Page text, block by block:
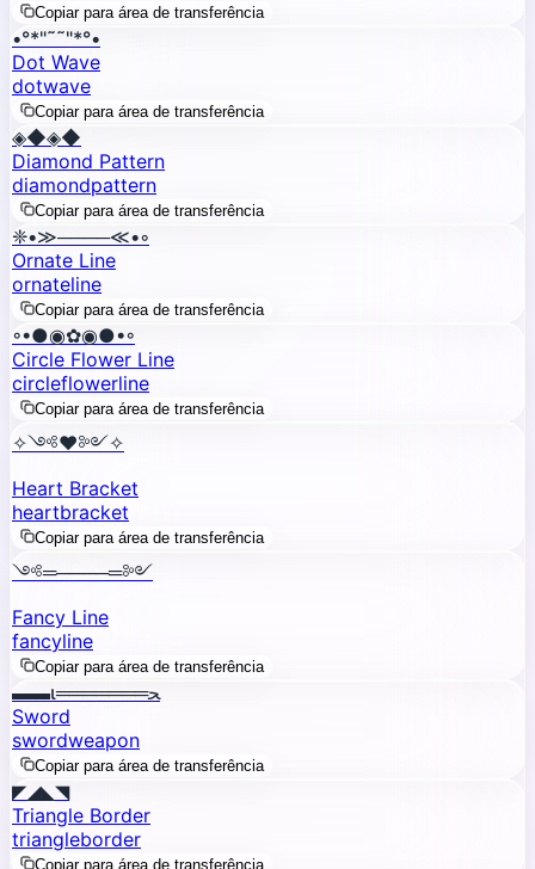
Copiar para área de transferência
•°*"˜˜"*°•
Dot Wave
dotwave
Copiar para área de transferência
◈◆◈◆
Diamond Pattern
diamondpattern
Copiar para área de transferência
❈•≫────≪•◦
Ornate Line
ornateline
Copiar para área de transferência
◦•●◉✿◉●•◦
Circle Flower Line
circleflowerline
Copiar para área de transferência
✧༺♥༻✧
Heart Bracket
heartbracket
Copiar para área de transferência
༺═────═༻
Fancy Line
fancyline
Copiar para área de transferência
▬▬ι═══════ﺤ
Sword
swordweapon
Copiar para área de transferência
◤◢◣◥
Triangle Border
triangleborder
Copiar para área de transferência